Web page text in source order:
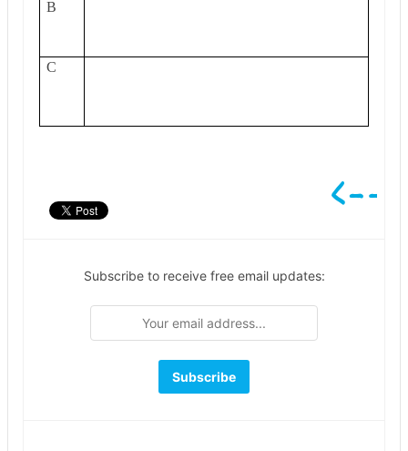
B
C
Subscribe to receive free email updates: